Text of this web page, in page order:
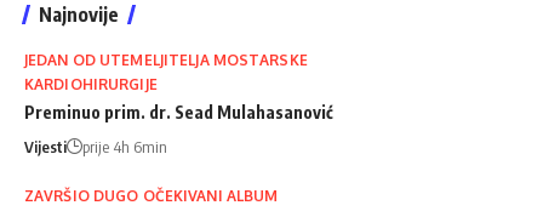
Najnovije
JEDAN OD UTEMELJITELJA MOSTARSKE
KARDIOHIRURGIJE
Preminuo prim. dr. Sead Mulahasanović
Vijesti prije 4h 6min
ZAVRŠIO DUGO OČEKIVANI ALBUM